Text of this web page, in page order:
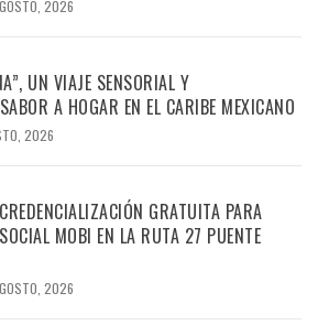
2026
UN VIAJE SENSORIAL Y
A HOGAR EN EL CARIBE MEXICANO
2026
GRATUITA PARA
MOBI EN LA RUTA 27 PUENTE
2026